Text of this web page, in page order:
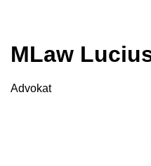
MLaw
Advokat